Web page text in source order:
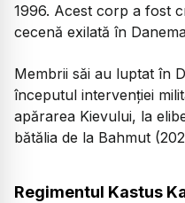
1996. Acest corp a fost
cecenă exilată în
Membrii săi au luptat în
începutul intervenţiei
apărarea Kievului, la
bătălia de la Bahmut
Regimentul Kastus